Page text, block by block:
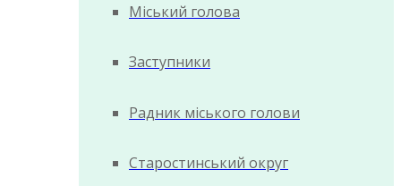
Міський голова
Заступники
Радник міського голови
Старостинський округ